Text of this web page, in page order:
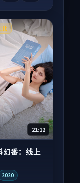
比
21:12
幻番：线上
2020